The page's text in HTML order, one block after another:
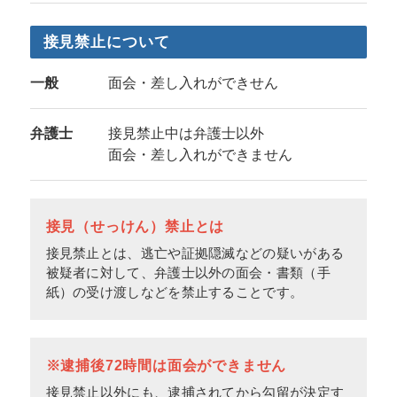
接見禁止について
一般 面会・差し入れができせん
弁護士
接見禁止中は弁護士以外
面会・差し入れができません
接見（せっけん）禁止とは
接見禁止とは、逃亡や証拠隠滅などの疑いがある
被疑者に対して、弁護士以外の面会・書類（手
紙）の受け渡しなどを禁止することです。
※逮捕後72時間は面会ができません
接見禁止以外にも、逮捕されてから勾留が決定す